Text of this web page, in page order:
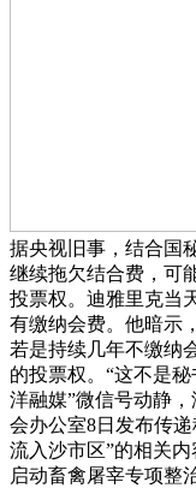
据央视旧事，结合国
继续拖欠结合费，可
投票权。迪雅里克当
有缴纳会费。他暗示
若是持续几年不缴纳
的投票权。“这不是
洋融媒”微信号动静
会办公室8日发布传
流入沙市区”的相关
启动畜禽屠宰专项整